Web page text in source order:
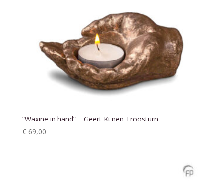
“Waxine in hand” – Geert Kunen Troosturn
€69,00